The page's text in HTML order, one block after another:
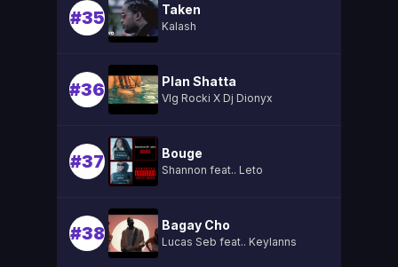
#35 Taken
Kalash
#36 Plan Shatta
Vlg Rocki X Dj Dionyx
#37 Bouge
Shannon feat.. Leto
#38 Bagay Cho
Lucas Seb feat.. Keylanns